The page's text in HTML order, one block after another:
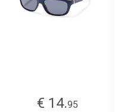
€ 14.95